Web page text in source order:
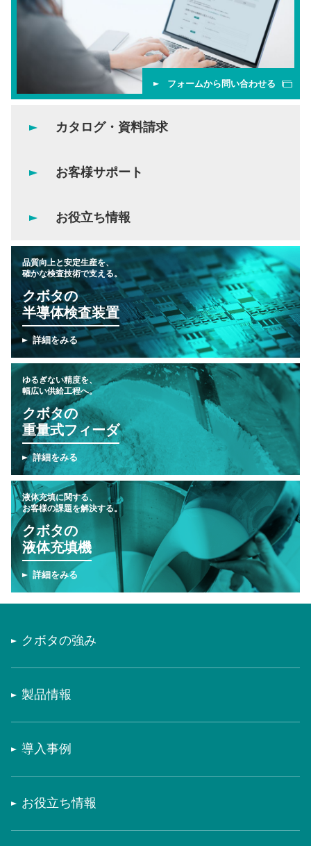
フォームから問い合わせる
カタログ・資料請求
お客様サポート
お役立ち情報
品質向上と安定生産を、
確かな検査技術で支える。
クボタの
半導体検査装置
詳細をみる
ゆるぎない精度を、
幅広い供給工程へ。
クボタの
重量式フィーダ
詳細をみる
液体充填に関する、
お客様の課題を解決する。
クボタの
液体充填機
詳細をみる
クボタの強み
製品情報
導入事例
お役立ち情報